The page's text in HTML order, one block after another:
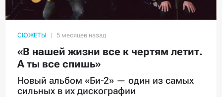
СЮЖЕТЫ
«В нашей жизни все к чертям летит.
А ты все спишь»
Новый альбом «Би-2» — один из самых
сильных в их дискографии